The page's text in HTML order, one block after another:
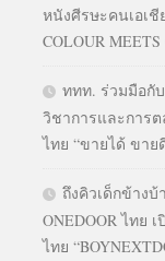
หนังศีรษะคนเอเชี
COLOUR MEETS
ททท. ร่วมมือกั
วิชาการและการ
ไทย “ขายได้ ขา
ถึงคิวเด็กข้างบ้
ONEDOOR ไทย
ไทย